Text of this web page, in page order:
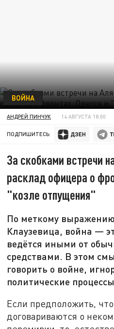
ВОЙНА
АНДРЕЙ ПИНЧУК 14 АВГУСТА 18:00
ПОДПИШИТЕСЬ:
За скобками встречи
расклад офицера о
"козле отпущения"
По меткому
Клаузевица, война —
ведётся иными от
средствами. В этом
говорить о войне,
политические
Если предположить,
договариваются о